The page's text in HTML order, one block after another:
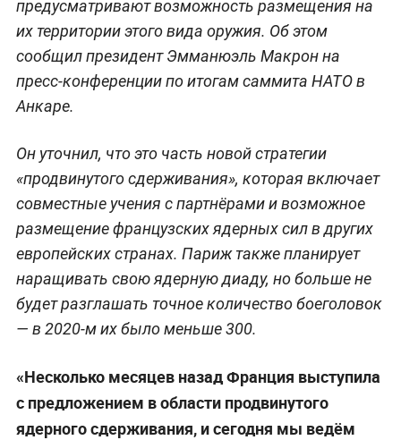
предусматривают возможность размещения на
их территории этого вида оружия. Об этом
сообщил президент Эмманюэль Макрон на
пресс-конференции по итогам саммита НАТО в
Анкаре.
Он уточнил, что это часть новой стратегии
«продвинутого сдерживания», которая включает
совместные учения с партнёрами и возможное
размещение французских ядерных сил в других
европейских странах. Париж также планирует
наращивать свою ядерную диаду, но больше не
будет разглашать точное количество боеголовок
— в 2020-м их было меньше 300.
«Несколько месяцев назад Франция выступила
с предложением в области продвинутого
ядерного сдерживания, и сегодня мы ведём